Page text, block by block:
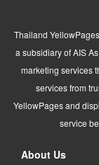
Thailand
a subsidiary of AIS
marketing services
services from
YellowPages and
service
About Us